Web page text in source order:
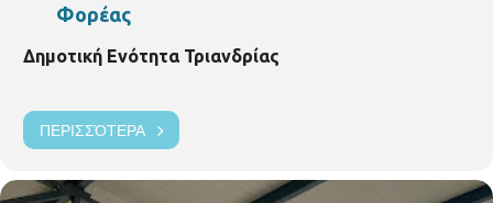
Φορέας
Δημοτική Ενότητα Τριανδρίας
ΠΕΡΙΣΣΌΤΕΡΑ